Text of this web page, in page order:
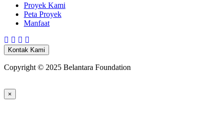
Proyek Kami
Peta Proyek
Manfaat
Kontak Kami
Copyright © 2025 Belantara Foundation
×